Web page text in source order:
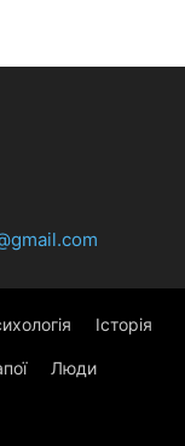
Історія
Люди